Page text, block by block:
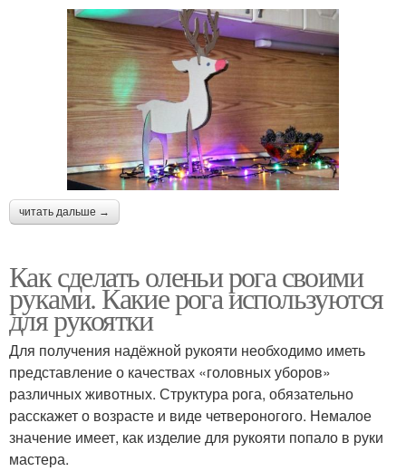
читать дальше →
Как сделать оленьи рога своими
руками. Какие рога используются
для рукоятки
Для получения надёжной рукояти необходимо иметь
представление о качествах «головных уборов»
различных животных. Структура рога, обязательно
расскажет о возрасте и виде четвероногого. Немалое
значение имеет, как изделие для рукояти попало в руки
мастера.